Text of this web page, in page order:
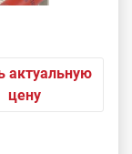
актуальную
цену